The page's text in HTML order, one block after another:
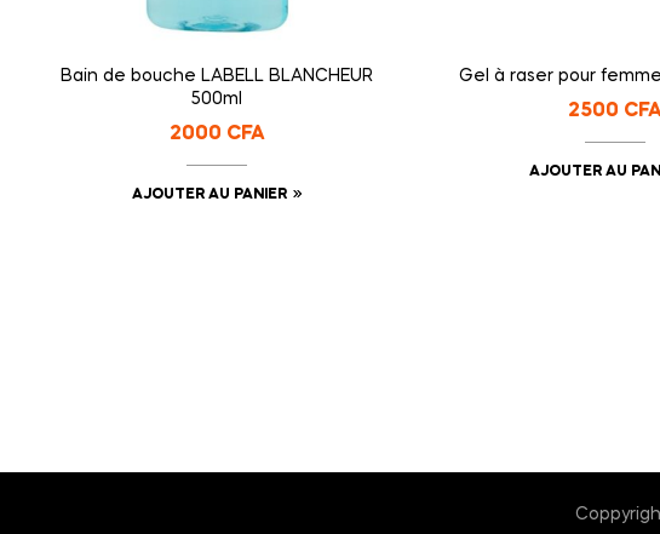
Bain de bouche LABELL BLANCHEUR
500ml
2000 CFA
AJOUTER AU PANIER
Gel à raser pour
2500
AJOUTER AU